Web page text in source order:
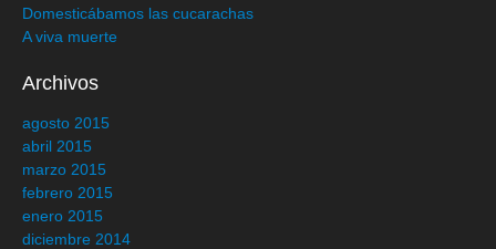
Domesticábamos las cucarachas
A viva muerte
Archivos
agosto 2015
abril 2015
marzo 2015
febrero 2015
enero 2015
diciembre 2014